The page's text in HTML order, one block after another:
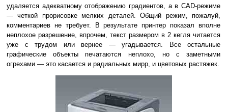
удаляется адекватному отображению градиентов, а в CAD-режиме
— четкой прорисовке мелких деталей. Общий режим, пожалуй,
комментариев не требует. В результате принтер показал вполне
неплохое разрешение, впрочем, текст размером в 2 кегля читается
уже с трудом или вернее — угадывается. Все остальные
графические объекты печатаются неплохо, но с заметными
огрехами — это касается и радиальных мирр, и цветовых растяжек.